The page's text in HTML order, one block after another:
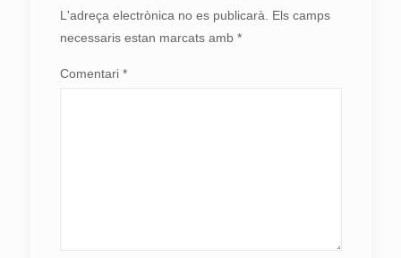
L'adreça electrònica no es publicarà. Els camps
necessaris estan marcats amb *
Comentari *